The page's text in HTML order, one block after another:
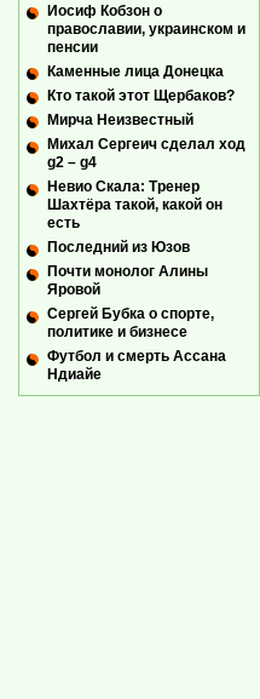
Иосиф Кобзон о
православии, украинском и
пенсии
Каменные лица Донецка
Кто такой этот Щербаков?
Мирча Неизвестный
Михал Сергеич сделал ход
g2 – g4
Невио Скала: Тренер
Шахтёра такой, какой он
есть
Последний из Юзов
Почти монолог Алины
Яровой
Сергей Бубка о спорте,
политике и бизнесе
Футбол и смерть Ассана
Ндиайе